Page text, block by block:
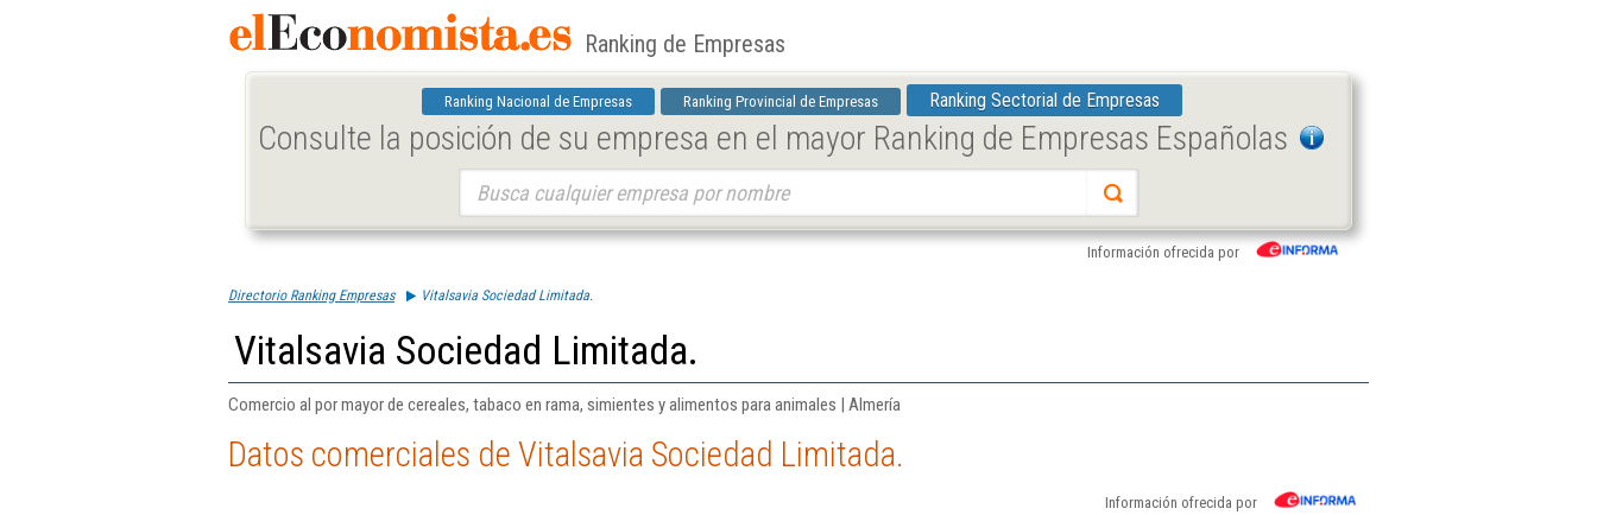
Ranking de Empresas
Ranking Nacional de Empresas Ranking Provincial de Empresas Ranking Sectorial de Empresas
Consulte la posición de su empresa en el mayor Ranking de Empresas Españolas
Información ofrecida por
Directorio Ranking Empresas Vitalsavia Sociedad Limitada.
Vitalsavia Sociedad Limitada.
Comercio al por mayor de cereales, tabaco en rama, simientes y alimentos para animales | Almería
Datos comerciales de Vitalsavia Sociedad Limitada.
Información ofrecida por